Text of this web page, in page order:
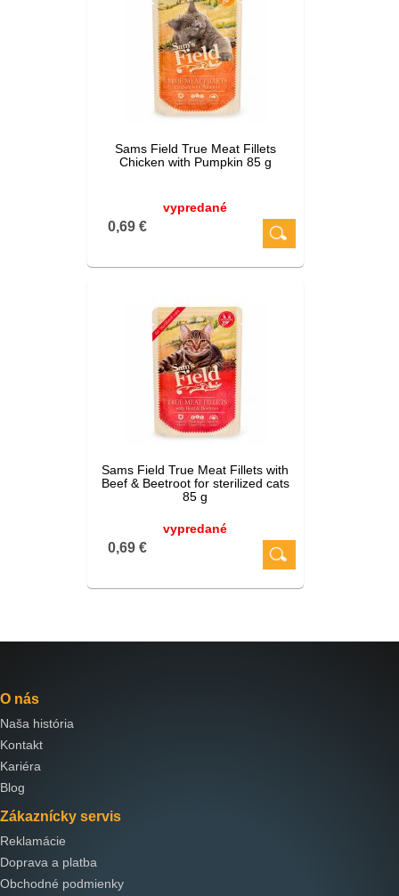
Sams Field True Meat Fillets
Chicken with Pumpkin 85 g
vypredané
0,69 €
Sams Field True Meat Fillets with
Beef & Beetroot for sterilized cats
85 g
vypredané
0,69 €
O nás
Naša história
Kontakt
Kariéra
Blog
Zákaznícky servis
Reklamácie
Doprava a platba
Obchodné podmienky